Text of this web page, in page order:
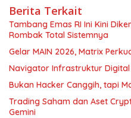
Berita Terkait
Tambang Emas RI Ini Kini
Rombak Total Sistemnya
Gelar MAIN 2026, Matrix
Navigator Infrastruktur Digital
Bukan Hacker Canggih, tapi
Trading Saham dan Aset
Gemini